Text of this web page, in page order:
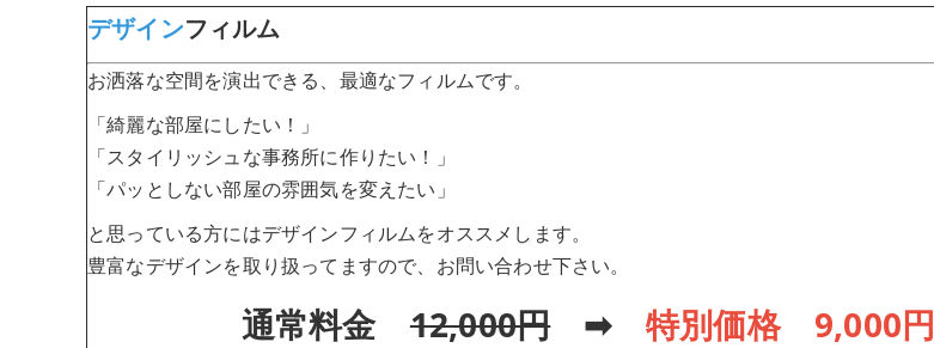
デザインフィルム
お洒落な空間を演出できる、最適なフィルムです。
「綺麗な部屋にしたい！」
「スタイリッシュな事務所に作りたい！」
「パッとしない部屋の雰囲気を変えたい」
と思っている方にはデザインフィルムをオススメします。
豊富なデザインを取り扱ってますので、お問い合わせ下さい。
通常料金 12,000円➡ 特別価格 9,000円